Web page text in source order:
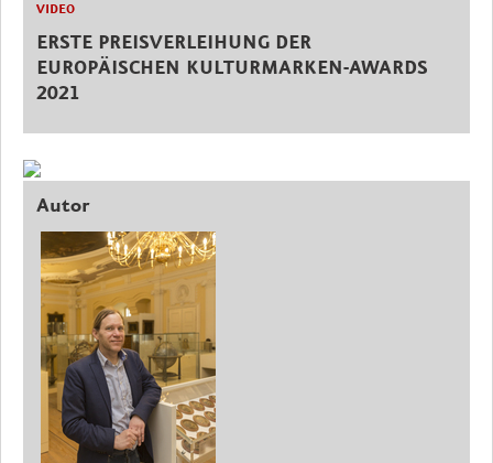
VIDEO
ERSTE PREISVERLEIHUNG DER
EUROPÄISCHEN KULTURMARKEN-AWARDS
2021
Autor